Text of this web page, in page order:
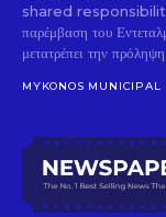
shared
παρέμβαση του
μετατρέπει την
MYKONOS MUNICIPAL